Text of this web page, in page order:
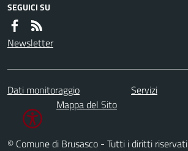
SEGUICI SU
Newsletter
Dati monitoraggio Servizi
Mappa del Sito
© Comune di Brusasco - Tutti i diritti riservati